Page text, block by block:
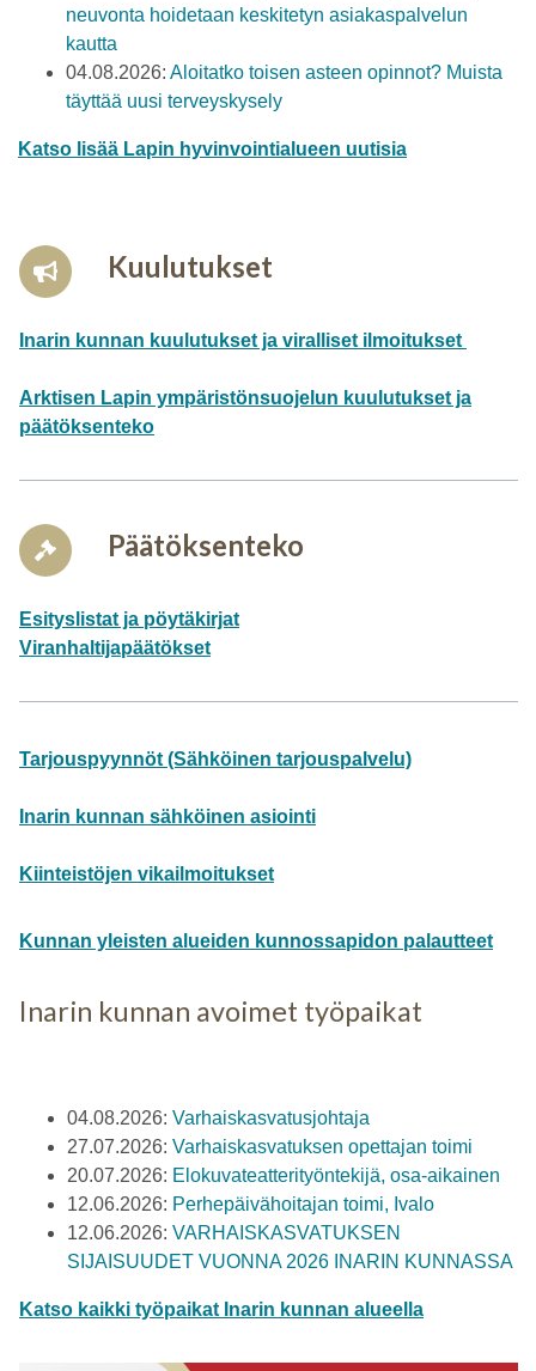
neuvonta hoidetaan keskitetyn asiakaspalvelun
kautta
04.08.2026: Aloitatko toisen asteen opinnot? Muista
täyttää uusi terveyskysely
Katso lisää Lapin hyvinvointialueen uutisia
Kuulutukset
Inarin kunnan kuulutukset ja viralliset ilmoitukset
Arktisen Lapin ympäristönsuojelun kuulutukset ja
päätöksenteko
Päätöksenteko
Esityslistat ja pöytäkirjat
Viranhaltijapäätökset
Tarjouspyynnöt (Sähköinen tarjouspalvelu)
Inarin kunnan sähköinen asiointi
Kiinteistöjen vikailmoitukset
Kunnan yleisten alueiden kunnossapidon palautteet
Inarin kunnan avoimet työpaikat
04.08.2026: Varhaiskasvatusjohtaja
27.07.2026: Varhaiskasvatuksen opettajan toimi
20.07.2026: Elokuvateatterityöntekijä, osa-aikainen
12.06.2026: Perhepäivähoitajan toimi, Ivalo
12.06.2026: VARHAISKASVATUKSEN
SIJAISUUDET VUONNA 2026 INARIN KUNNASSA
Katso kaikki työpaikat Inarin kunnan alueella